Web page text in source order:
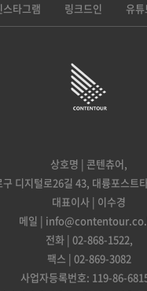
스타그램 링크드인 유튜
상호명 | 콘텐츄어,
구 디지털로26길 43, 대륭포스트
대표이사 | 이수경
메일 |
전화 | 02-868-1522,
팩스 | 02-869-3082
사업자등록번호: 119-86-